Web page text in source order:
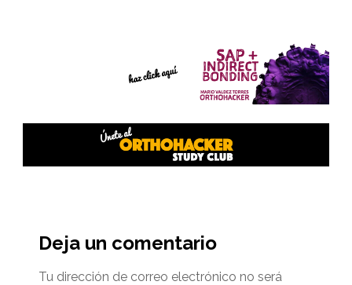
del
lector
Deja un comentario
Tu dirección de correo electrónico no será